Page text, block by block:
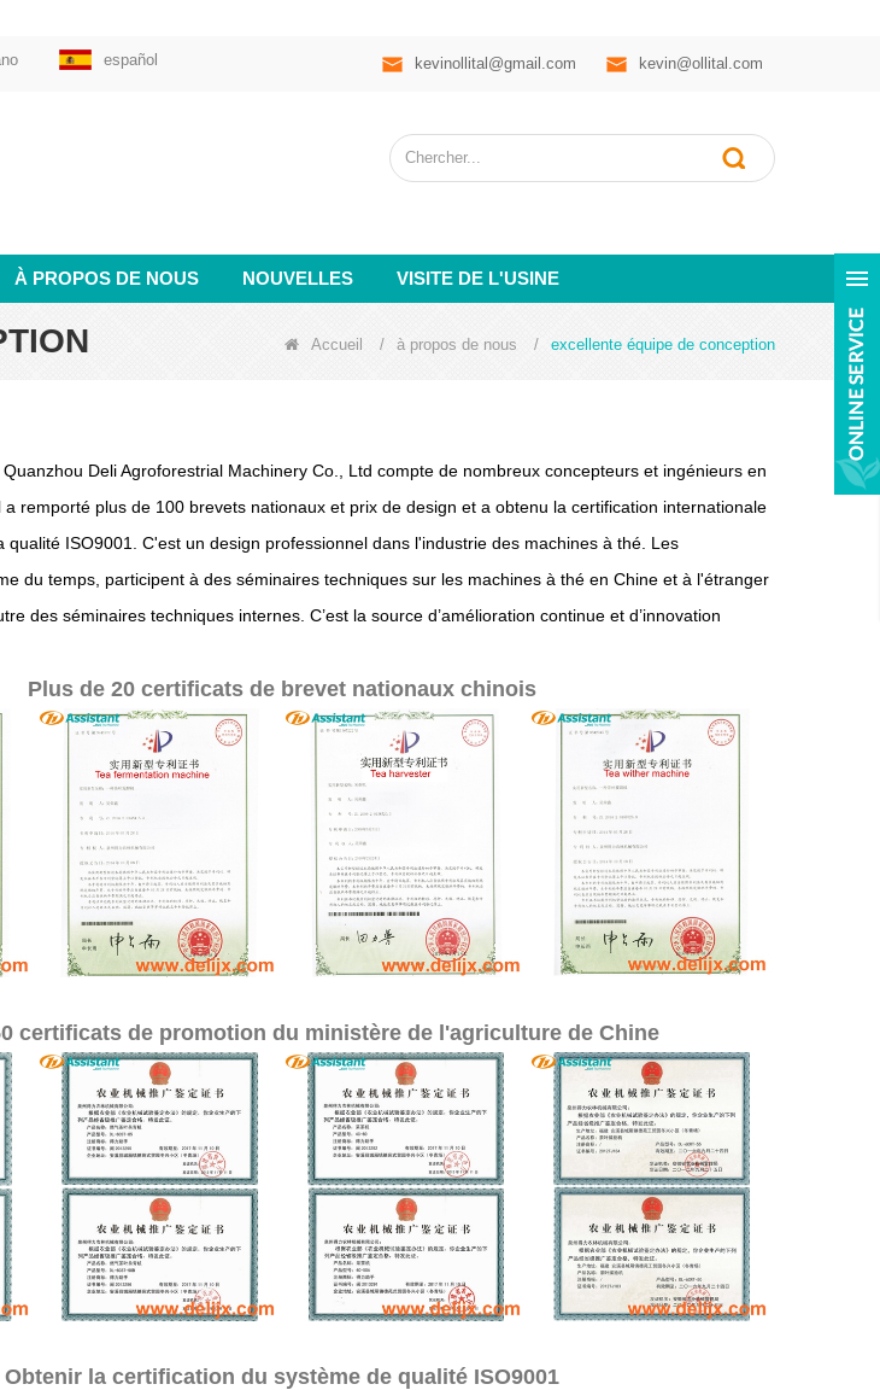
español kevin@ollital.com
kevinollital@gmail.com
À PROPOS DE NOUS NOUVELLES VISITE DE L'USINE
Accueil / à propos de nous / excellente équipe de conception
Deli Agroforestrial Machinery Co., Ltd compte de nombreux concepteurs et ingénieurs en
remporté plus de 100 brevets nationaux et prix de design et a obtenu la certification internationale
qualité ISO9001. C'est un design professionnel dans l'industrie des machines à thé. Les
du temps, participent à des séminaires techniques sur les machines à thé en Chine et à l'étranger
des séminaires techniques internes. C’est la source d’amélioration continue et d’innovation
Plus de 20 certificats de brevet nationaux chinois
certificats de promotion du ministère de l'agriculture de Chine
Obtenir la certification du système de qualité ISO9001